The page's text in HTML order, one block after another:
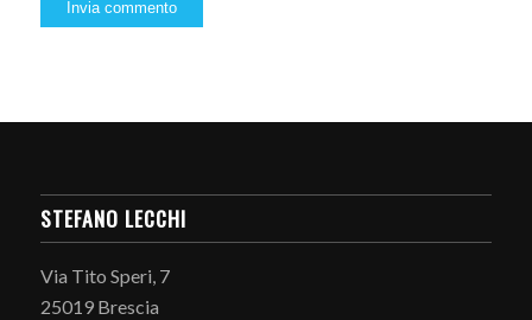
STEFANO LECCHI
Via Tito Speri, 7
25019 Brescia